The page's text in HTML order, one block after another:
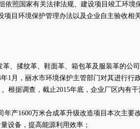
依照国家有关法律法规、建设项目竣工环境
目环境保护管理办法以及企业自主验收相
、揉纹革、鞋面革、箱包革及服装革的公
1月，丽水市环境保护主管部门对其进行行
根据调查，截止2015年底，企业厂区内有
产1600万米合成革升级改造项目本次主要
设备，提高能源利用效率；